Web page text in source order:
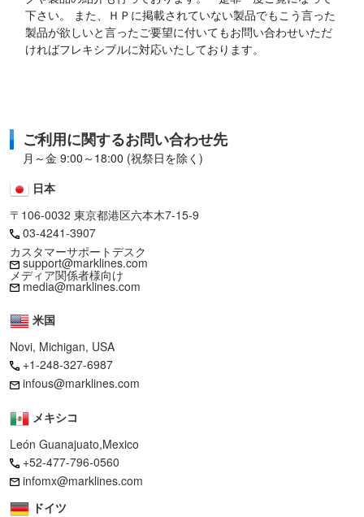
下さい。 また、ＨＰに掲載されていない製品でもこう言った
製品が欲しいと言ったご要望に付いてもお問い合わせいただ
ければフレキシブルに対応いたしております。
ご利用に関するお問い合わせ先
月～金 9:00～18:00 (祝祭日を除く)
日本
〒106-0032 東京都港区六本木7-15-9
03-4241-3907
カスタマーサポートデスク
support@marklines.com
メディア関係者様向け
media@marklines.com
米国
Novi, Michigan, USA
+1-248-327-6987
infous@marklines.com
メキシコ
León Guanajuato,Mexico
+52-477-796-0560
infomx@marklines.com
ドイツ